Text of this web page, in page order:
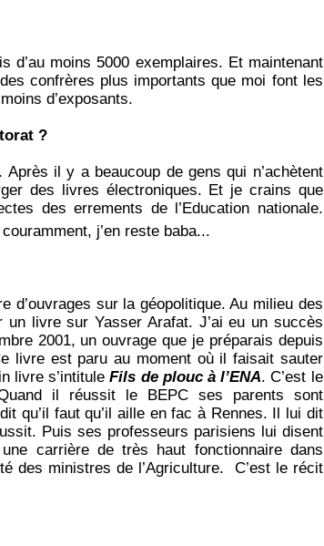
d’au moins 5000 exemplaires. Et maintenant
confrères plus importants que moi font les
d’exposants.
?
il y a beaucoup de gens qui n’achètent
des livres électroniques. Et je crains que
des errements de l’Education nationale.
j’en reste baba...
d’ouvrages sur la géopolitique. Au milieu des
livre sur Yasser Arafat. J’ai eu un succès
2001, un ouvrage que je préparais depuis
livre est paru au moment où il faisait sauter
livre s’intituleFils de plouc à l’ENA. C’est le
il réussit le BEPC ses parents sont
qu’il faut qu’il aille en fac à Rennes. Il lui dit
Puis ses professeurs parisiens lui disent
carrière de très haut fonctionnaire dans
des ministres de l’Agriculture. C’est le récit